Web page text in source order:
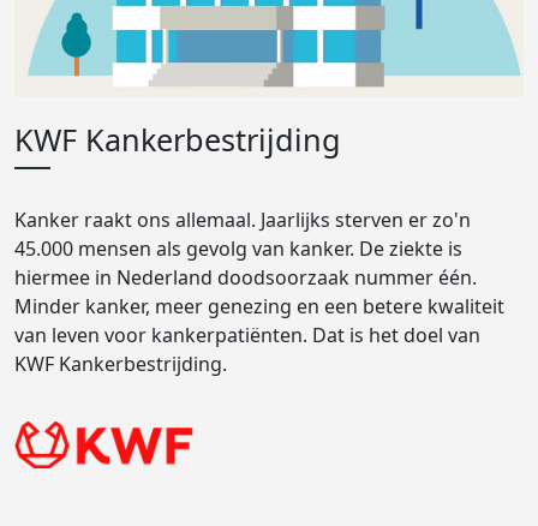
KWF Kankerbestrijding
Kanker raakt ons allemaal. Jaarlijks sterven er zo'n
45.000 mensen als gevolg van kanker. De ziekte is
hiermee in Nederland doodsoorzaak nummer één.
Minder kanker, meer genezing en een betere kwaliteit
van leven voor kankerpatiënten. Dat is het doel van
KWF Kankerbestrijding.